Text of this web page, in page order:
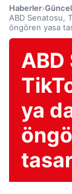
Haberler›Güncel
ABD Senatosu,
öngören yasa
ABD
ya